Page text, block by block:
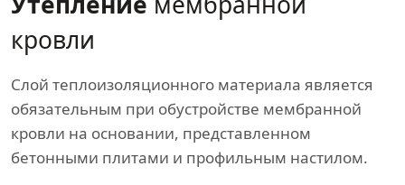
кровли
Слой теплоизоляционного материала является
обязательным при обустройстве мембранной
кровли на основании, представленном
бетонными плитами и профильным настилом.